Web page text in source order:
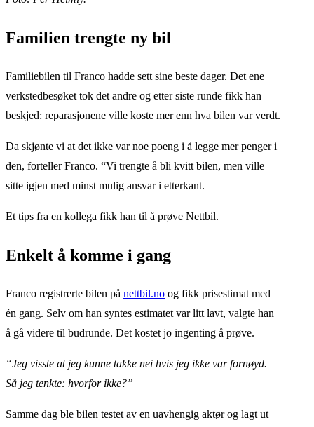
Familien trengte ny bil
Familiebilen til Franco hadde sett sine beste dager. Det ene
verkstedbesøket tok det andre og etter siste runde fikk han
beskjed: reparasjonene ville koste mer enn hva bilen var verdt.
Da skjønte vi at det ikke var noe poeng i å legge mer penger i
den, forteller Franco. “Vi trengte å bli kvitt bilen, men ville
sitte igjen med minst mulig ansvar i etterkant.
Et tips fra en kollega fikk han til å prøve Nettbil.
Enkelt å komme i gang
Franco registrerte bilen på nettbil.no og fikk prisestimat med
én gang. Selv om han syntes estimatet var litt lavt, valgte han
å gå videre til budrunde. Det kostet jo ingenting å prøve.
“Jeg visste at jeg kunne takke nei hvis jeg ikke var fornøyd.
Så jeg tenkte: hvorfor ikke?”
Samme dag ble bilen testet av en uavhengig aktør og lagt ut